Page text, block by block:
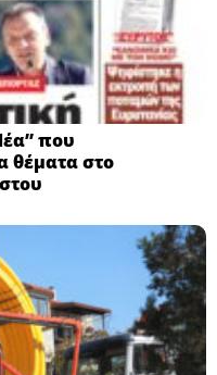
που
θέματα στο